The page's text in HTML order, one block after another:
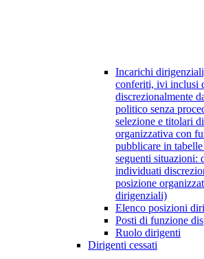
Incarichi
conferiti, ivi inclusi
discrezionalmente
politico senza
selezione e titolari
organizzativa con
pubblicare in
seguenti situazioni:
individuati
posizione
dirigenziali)
Elenco posizioni
Posti di funzione
Ruolo dirigenti
Dirigenti cessati